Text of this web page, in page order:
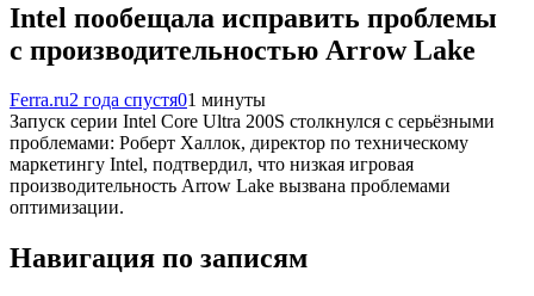
Intel пообещала исправить проблемы
с производительностью Arrow Lake
Ferra.ru2 года спустя01 минуты
Запуск серии Intel Core Ultra 200S столкнулся с серьёзными
проблемами: Роберт Халлок, директор по техническому
маркетингу Intel, подтвердил, что низкая игровая
производительность Arrow Lake вызвана проблемами
оптимизации.
Навигация по записям